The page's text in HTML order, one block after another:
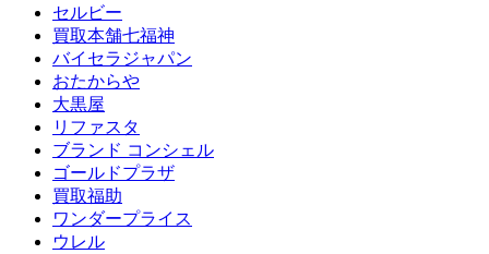
セルビー
買取本舗七福神
バイセラジャパン
おたからや
大黒屋
リファスタ
ブランド コンシェル
ゴールドプラザ
買取福助
ワンダープライス
ウレル